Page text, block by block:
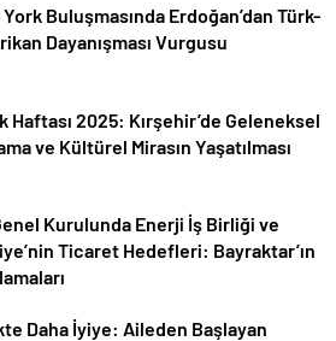
Buluşmasında Erdoğan’dan Türk-
Dayanışması Vurgusu
Haftası 2025: Kırşehir’de Geleneksel
ve Kültürel Mirasın Yaşatılması
Kurulunda Enerji İş Birliği ve
Ticaret Hedefleri: Bayraktar’ın
Daha İyiye: Aileden Başlayan